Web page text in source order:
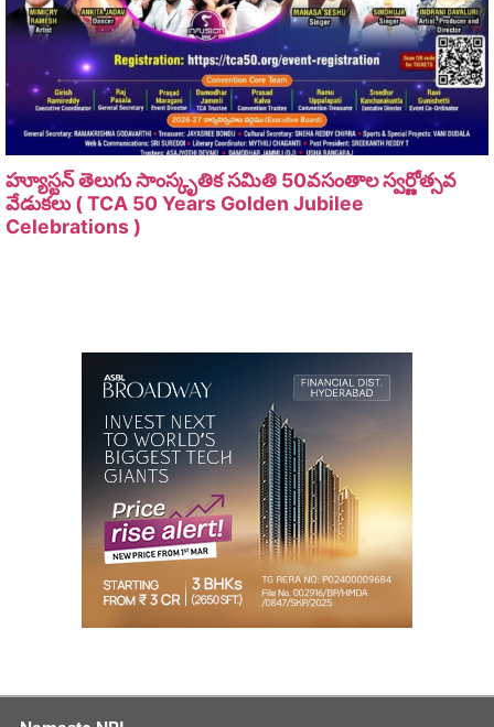
హ్యూస్టన్ తెలుగు సాంస్కృతిక సమితి 50వసంతాల స్వర్ణోత్సవ
వేడుకలు ( TCA 50 Years Golden Jubilee
Celebrations )